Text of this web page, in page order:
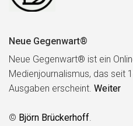
Neue Gegenwart®
Neue Gegenwart® ist ein
Medienjournalismus, das seit
Ausgaben erscheint. Weiter
© Björn Brückerhoff.